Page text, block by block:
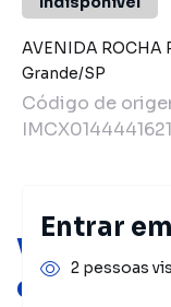
Você
AVENIDA ROCHA
Grande/SP
Código de
Entrar
2 pessoas